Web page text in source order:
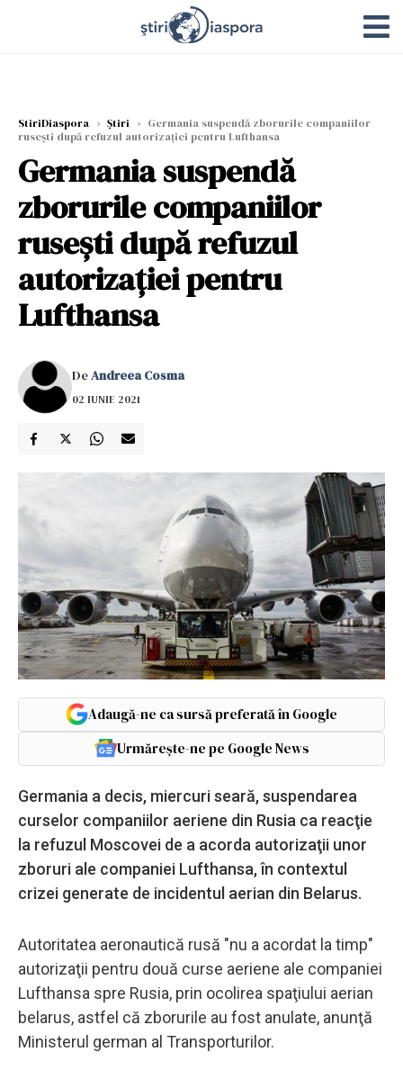
StiriDiaspora › Știri › Germania suspendă zborurile companiilor
ruseşti după refuzul autorizaţiei pentru Lufthansa
Germania suspendă
zborurile companiilor
ruseşti după refuzul
autorizaţiei pentru
Lufthansa
DeAndreea Cosma
02 IUNIE 2021
Adaugă-ne ca sursă preferată în Google
Urmărește-ne pe Google News
Germania a decis, miercuri seară, suspendarea
curselor companiilor aeriene din Rusia ca reacţie
la refuzul Moscovei de a acorda autorizaţii unor
zboruri ale companiei Lufthansa, în contextul
crizei generate de incidentul aerian din Belarus.
Autoritatea aeronautică rusă "nu a acordat la timp"
autorizaţii pentru două curse aeriene ale companiei
Lufthansa spre Rusia, prin ocolirea spaţiului aerian
belarus, astfel că zborurile au fost anulate, anunţă
Ministerul german al Transporturilor.